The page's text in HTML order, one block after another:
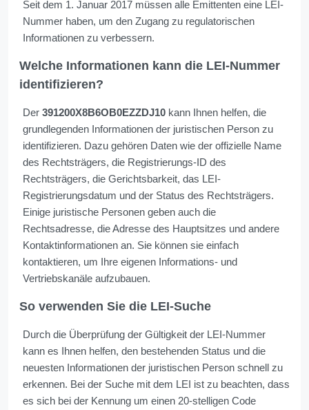
Seit dem 1. Januar 2017 müssen alle Emittenten eine LEI-
Nummer haben, um den Zugang zu regulatorischen
Informationen zu verbessern.
Welche Informationen kann die LEI-Nummer
identifizieren?
Der 391200X8B6OB0EZZDJ10 kann Ihnen helfen, die
grundlegenden Informationen der juristischen Person zu
identifizieren. Dazu gehören Daten wie der offizielle Name
des Rechtsträgers, die Registrierungs-ID des
Rechtsträgers, die Gerichtsbarkeit, das LEI-
Registrierungsdatum und der Status des Rechtsträgers.
Einige juristische Personen geben auch die
Rechtsadresse, die Adresse des Hauptsitzes und andere
Kontaktinformationen an. Sie können sie einfach
kontaktieren, um Ihre eigenen Informations- und
Vertriebskanäle aufzubauen.
So verwenden Sie die LEI-Suche
Durch die Überprüfung der Gültigkeit der LEI-Nummer
kann es Ihnen helfen, den bestehenden Status und die
neuesten Informationen der juristischen Person schnell zu
erkennen. Bei der Suche mit dem LEI ist zu beachten, dass
es sich bei der Kennung um einen 20-stelligen Code